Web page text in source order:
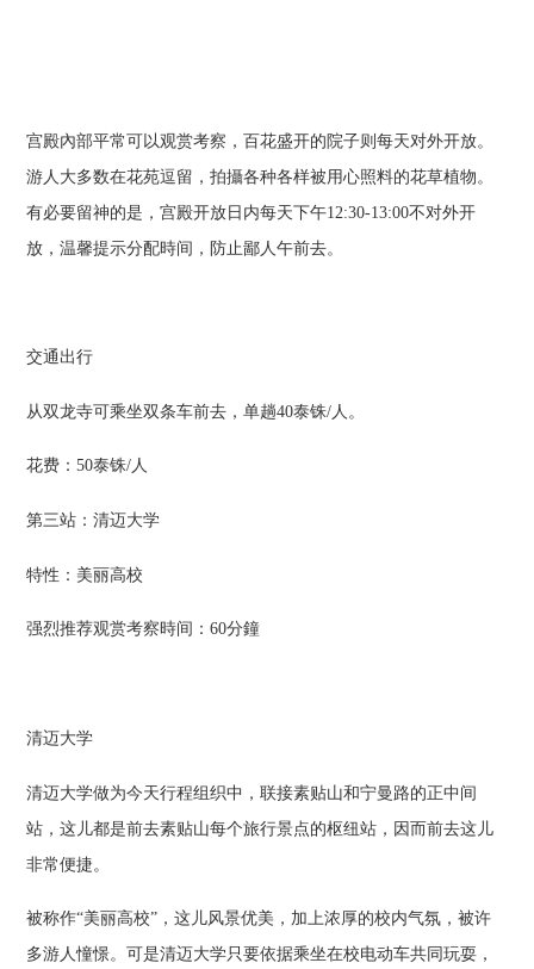
宫殿內部平常可以观赏考察，百花盛开的院子则每天对外开放。
游人大多数在花苑逗留，拍攝各种各样被用心照料的花草植物。
有必要留神的是，宫殿开放日内每天下午12:30-13:00不对外开
放，温馨提示分配時间，防止鄙人午前去。
交通出行
从双龙寺可乘坐双条车前去，单趟40泰铢/人。
花费：50泰铢/人
第三站：清迈大学
特性：美丽高校
强烈推荐观赏考察時间：60分鐘
清迈大学
清迈大学做为今天行程组织中，联接素贴山和宁曼路的正中间
站，这儿都是前去素贴山每个旅行景点的枢纽站，因而前去这儿
非常便捷。
被称作“美丽高校”，这儿风景优美，加上浓厚的校内气氛，被许
多游人憧憬。可是清迈大学只要依据乘坐在校电动车共同玩耍，